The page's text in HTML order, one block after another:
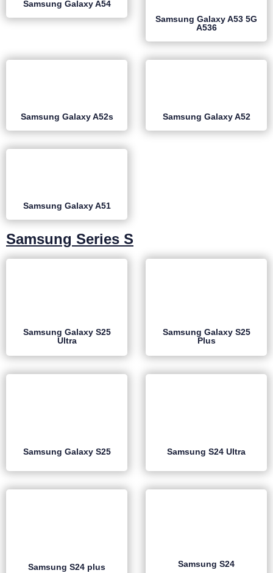
Samsung Galaxy A54
Samsung Galaxy A53 5G
A536
Samsung Galaxy A52s Samsung Galaxy A52
Samsung Galaxy A51
Samsung Series S
Samsung Galaxy S25
Ultra
Samsung Galaxy S25
Plus
Samsung Galaxy S25 Samsung S24 Ultra
Samsung S24 plus Samsung S24